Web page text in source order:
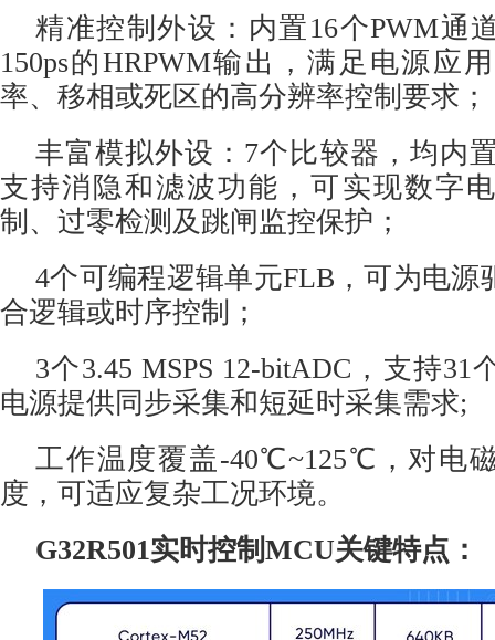
精准控制外设：内置16个PWM通
150ps的HRPWM输出，满足电源应
率、移相或死区的高分辨率控制要求；
丰富模拟外设：7个比较器，均内
支持消隐和滤波功能，可实现数字
制、过零检测及跳闸监控保护；
4个可编程逻辑单元FLB，可为电源
合逻辑或时序控制；
3个3.45 MSPS 12-bitADC，支持31
电源提供同步采集和短延时采集需求;
工作温度覆盖-40℃~125℃，对电
度，可适应复杂工况环境。
G32R501实时控制MCU关键特点：